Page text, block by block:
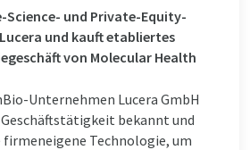
Science- und Private-Equity-
und kauft etabliertes
von Molecular Health
Unternehmen Lucera GmbH
bekannt und
Technologie, um